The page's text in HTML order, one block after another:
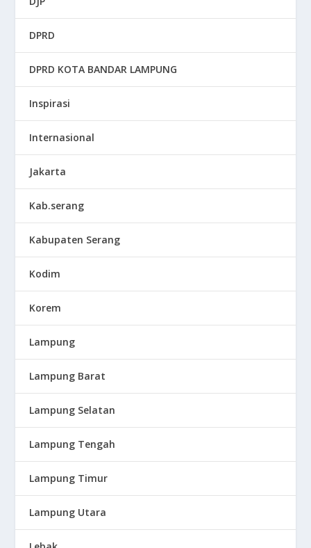
DPRD
DPRD KOTA BANDAR LAMPUNG
Inspirasi
Internasional
Jakarta
Kab.serang
Kabupaten Serang
Kodim
Korem
Lampung
Lampung Barat
Lampung Selatan
Lampung Tengah
Lampung Timur
Lampung Utara